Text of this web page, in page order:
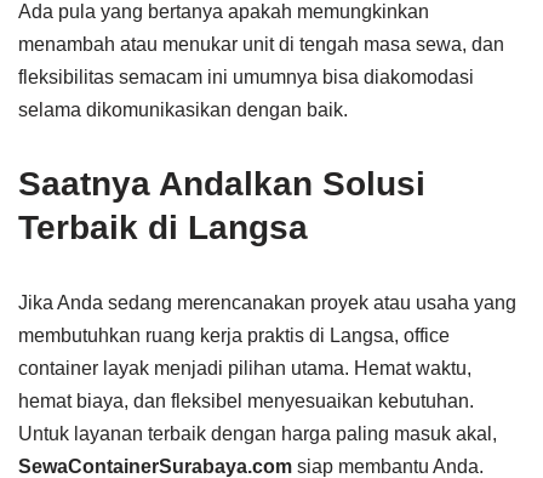
Ada pula yang bertanya apakah memungkinkan
menambah atau menukar unit di tengah masa sewa, dan
fleksibilitas semacam ini umumnya bisa diakomodasi
selama dikomunikasikan dengan baik.
Saatnya Andalkan Solusi
Terbaik di Langsa
Jika Anda sedang merencanakan proyek atau usaha yang
membutuhkan ruang kerja praktis di Langsa, office
container layak menjadi pilihan utama. Hemat waktu,
hemat biaya, dan fleksibel menyesuaikan kebutuhan.
Untuk layanan terbaik dengan harga paling masuk akal,
SewaContainerSurabaya.com siap membantu Anda.